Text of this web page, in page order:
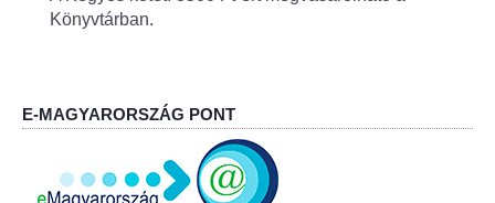
HIRDETMÉNYEK
TESTVÉRTELEPÜLÉSÜNK:
CSÍKSZÉPVÍZ
Könyvtárban.
E-MAGYARORSZÁG PONT